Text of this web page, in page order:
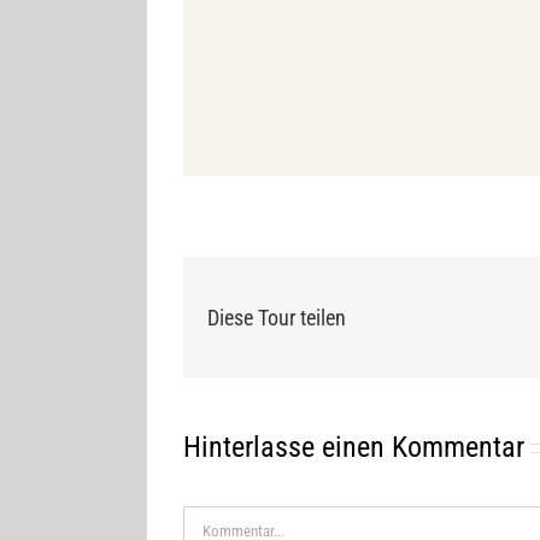
Diese Tour teilen
Hinterlasse einen Kommentar
Kommentar